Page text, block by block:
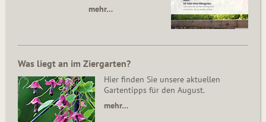
mehr…
Was liegt an im Ziergarten?
Hier finden Sie unsere aktuellen
Gartentipps für den August.
mehr…